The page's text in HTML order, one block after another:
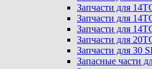
Запчасти для
Запчасти для
Запчасти для
Запчасти для
Запчасти для 30
Запасные части